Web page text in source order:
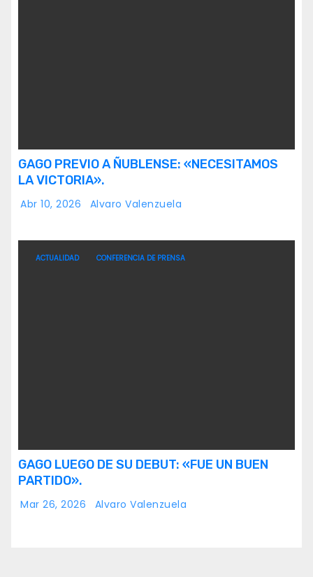
GAGO PREVIO A ÑUBLENSE: «NECESITAMOS
LA VICTORIA».
Abr 10, 2026 Alvaro Valenzuela
ACTUALIDAD CONFERENCIA DE PRENSA
GAGO LUEGO DE SU DEBUT: «FUE UN BUEN
PARTIDO».
Mar 26, 2026 Alvaro Valenzuela